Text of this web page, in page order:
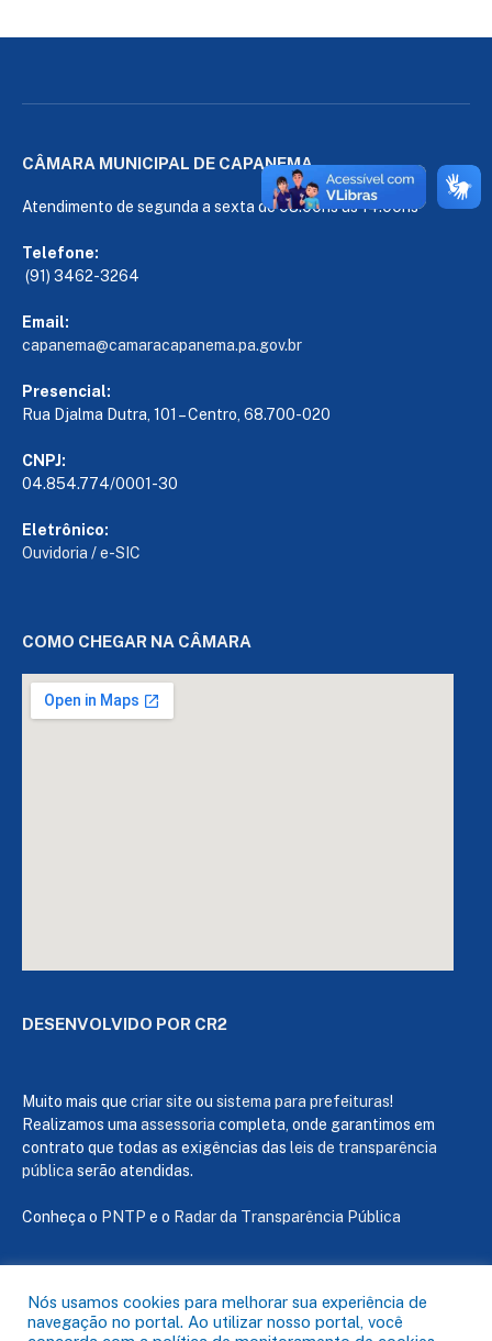
CÂMARA MUNICIPAL DE CAPANEMA
Atendimento de segunda a sexta de 08:00hs às 14:00hs
Telefone:
(91) 3462-3264
Email:
capanema@camaracapanema.pa.gov.br
Presencial:
Rua Djalma Dutra, 101 – Centro, 68.700-020
CNPJ:
04.854.774/0001-30
Eletrônico:
Ouvidoria /e-SIC
COMO CHEGAR NA CÂMARA
DESENVOLVIDO POR CR2
Muito mais que criar site ou sistema para prefeituras!
Realizamos uma assessoria completa, onde garantimos em
contrato que todas as exigências das leis de transparência
pública serão atendidas.
Conheça o PNTP e o Radar da Transparência Pública
Todos os direitos reservados a Câmara de Capanema
Nós usamos cookies para melhorar sua experiência de
navegação no portal. Ao utilizar nosso portal, você